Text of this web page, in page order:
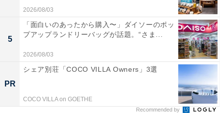
【氷見温泉郷の人気ホテル】「天然温泉 浜辺
2026/08/03
5
「面白いのあったから購入〜」ダイソーのポッ
プアップランドリーバッグが話題。“さま...
2026/08/03
PR
シェア別荘「COCO VILLA Owners」3選
COCO VILLA on GOETHE
Recommended by